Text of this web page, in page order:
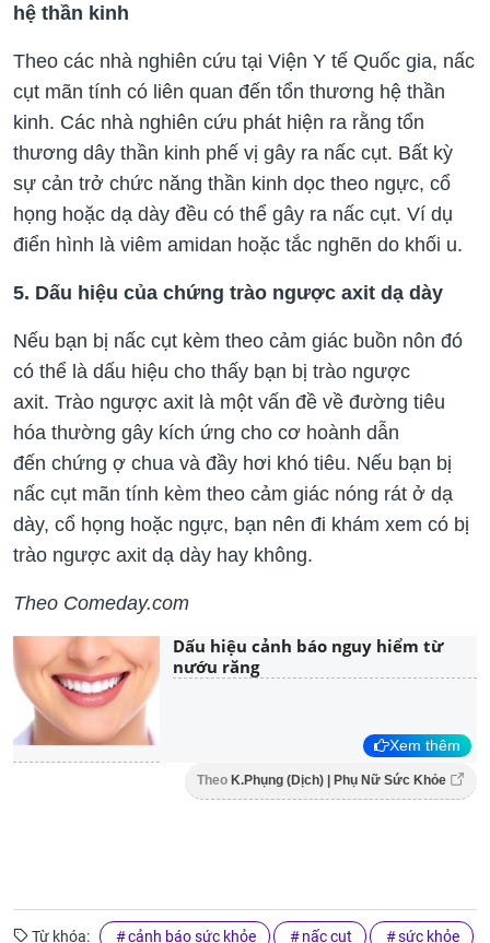
hệ thần kinh
Theo các nhà nghiên cứu tại Viện Y tế Quốc gia, nấc
cụt mãn tính có liên quan đến tổn thương hệ thần
kinh. Các nhà nghiên cứu phát hiện ra rằng tổn
thương dây thần kinh phế vị gây ra nấc cụt. Bất kỳ
sự cản trở chức năng thần kinh dọc theo ngực, cổ
họng hoặc dạ dày đều có thể gây ra nấc cụt. Ví dụ
điển hình là viêm amidan hoặc tắc nghẽn do khối u.
5. Dấu hiệu của chứng trào ngược axit dạ dày
Nếu bạn bị nấc cụt kèm theo cảm giác buồn nôn đó
có thể là dấu hiệu cho thấy bạn bị trào ngược
axit. Trào ngược axit là một vấn đề về đường tiêu
hóa thường gây kích ứng cho cơ hoành dẫn
đến chứng ợ chua và đầy hơi khó tiêu. Nếu bạn bị
nấc cụt mãn tính kèm theo cảm giác nóng rát ở dạ
dày, cổ họng hoặc ngực, bạn nên đi khám xem có bị
trào ngược axit dạ dày hay không.
Theo Comeday.com
Dấu hiệu cảnh báo nguy hiểm từ
nướu răng
Xem thêm
Theo K.Phụng (Dịch) | Phụ Nữ Sức Khỏe
Từ khóa: cảnh báo sức khỏe nấc cụt sức khỏe